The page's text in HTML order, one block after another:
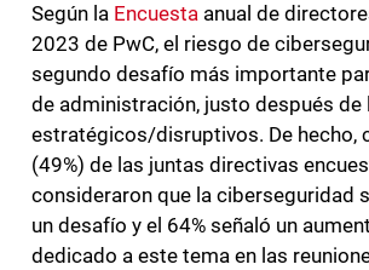
Según la Encuestaanual de
2023 de PwC, el riesgo de
segundo desafío más importante
de administración, justo después de
estratégicos/disruptivos. De hecho,
(49%) de las juntas directivas
consideraron que la ciberseguridad
un desafío y el 64% señaló un
dedicado a este tema en las